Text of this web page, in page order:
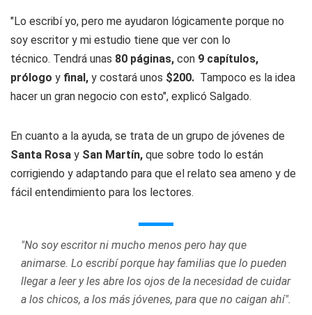
"Lo escribí yo, pero me ayudaron lógicamente porque no
soy escritor y mi estudio tiene que ver con lo
técnico. Tendrá unas 80 páginas, con 9 capítulos,
prólogo y final, y costará unos $200. Tampoco es la idea
hacer un gran negocio con esto", explicó Salgado.
En cuanto a la ayuda, se trata de un grupo de jóvenes de
Santa Rosa y San Martín, que sobre todo lo están
corrigiendo y adaptando para que el relato sea ameno y de
fácil entendimiento para los lectores.
"No soy escritor ni mucho menos pero hay que
animarse. Lo escribí porque hay familias que lo pueden
llegar a leer y les abre los ojos de la necesidad de cuidar
a los chicos, a los más jóvenes, para que no caigan ahí".